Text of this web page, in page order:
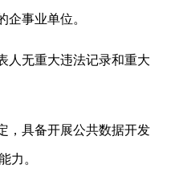
事业单位。
无重大违法记录和重大
具备开展公共数据开发
力。